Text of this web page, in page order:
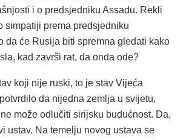
i o predsjedniku Assadu. Rekli
simpatiji prema predsjedniku
da će Rusija biti spremna gledati kako
kad završi rat, da onda ode?
koji nije ruski, to je stav Vijeća
da nijedna zemlja u svijetu,
može odlučiti sirijsku budućnost. Da,
ustav. Na temelju novog ustava se